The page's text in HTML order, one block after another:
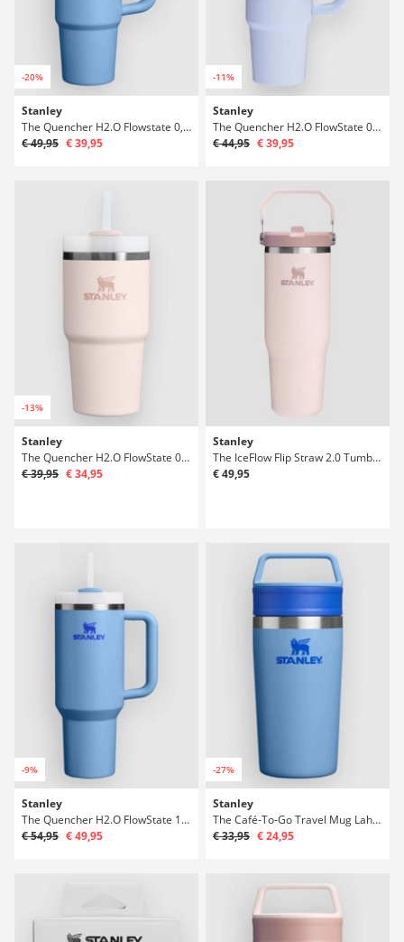
-20%
Stanley
The Quencher H2.O Flowstate 0,89l Lahev
€ 49,95 € 39,95
-11%
Stanley
The Quencher H2.O FlowState 0.89L / 30oz Lahev
€ 44,95 € 39,95
-13%
Stanley
The Quencher H2.O FlowState 0.6L / 20oz Lahev
€ 39,95 € 34,95
Stanley
The IceFlow Flip Straw 2.0 Tumbler 0.89L Lahev
€ 49,95
-9%
Stanley
The Quencher H2.O FlowState 1,18l Lahev
€ 54,95 € 49,95
-27%
Stanley
The Café-To-Go Travel Mug Lahev
€ 33,95 € 24,95